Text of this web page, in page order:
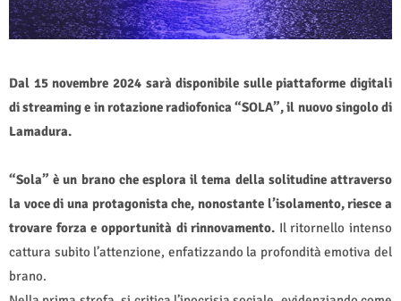
Dal 15 novembre 2024 sarà disponibile sulle piattaforme digitali
di streaming e in rotazione radiofonica “SOLA”, il nuovo singolo di
Lamadura.
“Sola” è un brano che esplora il tema della solitudine attraverso
la voce di una protagonista che, nonostante l’isolamento, riesce a
trovare forza e opportunità di rinnovamento. Il ritornello intenso
cattura subito l’attenzione, enfatizzando la profondità emotiva del
brano.